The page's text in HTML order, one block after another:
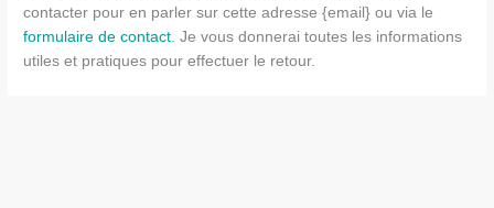
contacter pour en parler sur cette adresse {email} ou via le
formulaire de contact . Je vous donnerai toutes les informations
utiles et pratiques pour effectuer le retour.